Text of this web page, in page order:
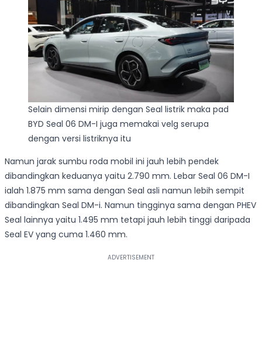
Selain dimensi mirip dengan Seal listrik maka pad
BYD Seal 06 DM-I juga memakai velg serupa
dengan versi listriknya itu
Namun jarak sumbu roda mobil ini jauh lebih pendek
dibandingkan keduanya yaitu 2.790 mm. Lebar Seal 06 DM-I
ialah 1.875 mm sama dengan Seal asli namun lebih sempit
dibandingkan Seal DM-i. Namun tingginya sama dengan PHEV
Seal lainnya yaitu 1.495 mm tetapi jauh lebih tinggi daripada
Seal EV yang cuma 1.460 mm.